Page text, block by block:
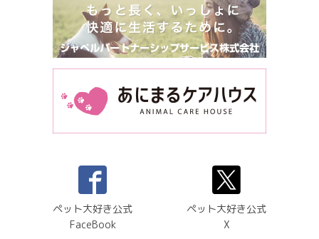
ペット大好き公式
FaceBook
ペット大好き公式
X